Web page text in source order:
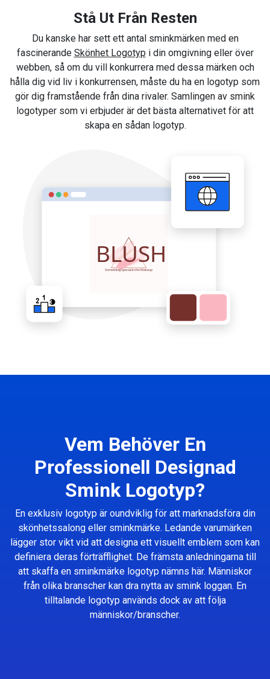
Stå Ut Från Resten
Du kanske har sett ett antal sminkmärken med en
fascinerande Skönhet Logotyp i din omgivning eller över
webben, så om du vill konkurrera med dessa märken och
hålla dig vid liv i konkurrensen, måste du ha en logotyp som
gör dig framstående från dina rivaler. Samlingen av smink
logotyper som vi erbjuder är det bästa alternativet för att
skapa en sådan logotyp.
Vem Behöver En
Professionell Designad
Smink Logotyp?
En exklusiv logotyp är oundviklig för att marknadsföra din
skönhetssalong eller sminkmärke. Ledande varumärken
lägger stor vikt vid att designa ett visuellt emblem som kan
definiera deras förträfflighet. De främsta anledningarna till
att skaffa en sminkmärke logotyp nämns här. Människor
från olika branscher kan dra nytta av smink loggan. En
tilltalande logotyp används dock av att följa
människor/branscher.